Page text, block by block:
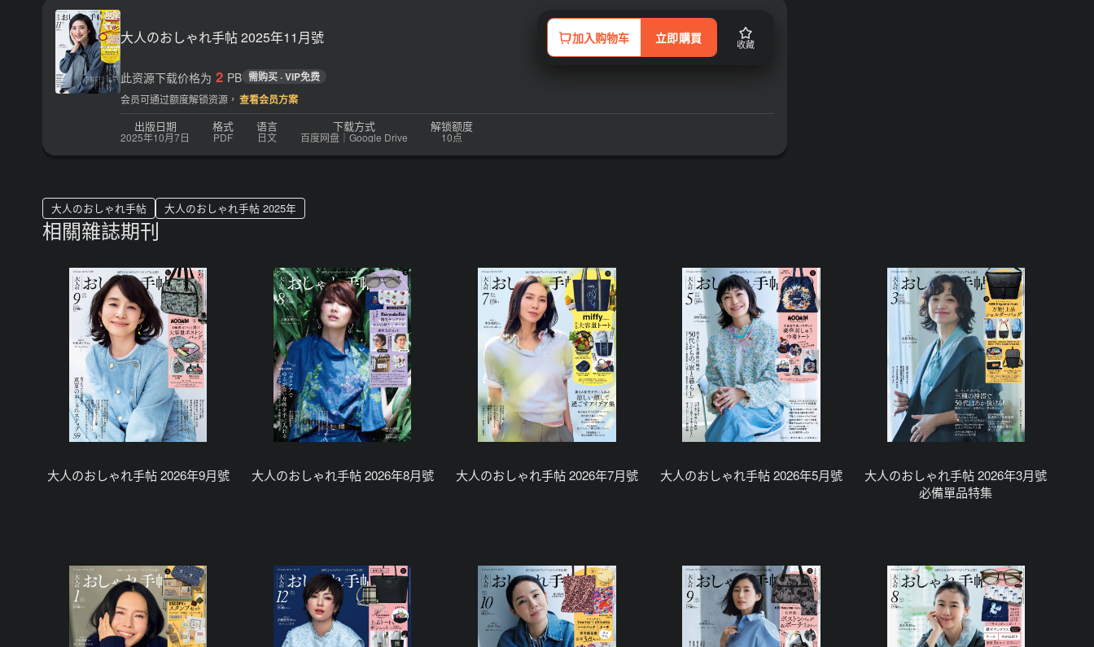
大人のおしゃれ手帖 2025年11月號 加入购物车 立即購買 收藏
此资源下载价格为 2 PB 需购买 · VIP免费
会员可通过额度解锁资源， 查看会员方案
出版日期
2025年10月7日
格式
PDF
语言
日文
下载方式
百度网盘｜Google Drive
解锁额度
10点
大人のおしゃれ手帖 大人のおしゃれ手帖 2025年
相關雜誌期刊
大人のおしゃれ手帖 2026年9月號 大人のおしゃれ手帖 2026年8月號 大人のおしゃれ手帖 2026年7月號 大人のおしゃれ手帖 2026年5月號
大人のおしゃれ手帖 2026年3月號
必備單品特集